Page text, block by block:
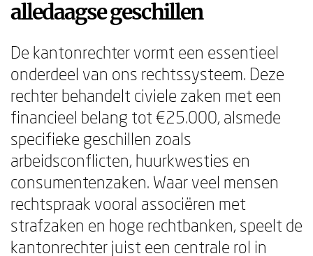
alledaagse geschillen
De kantonrechter vormt een essentieel
onderdeel van ons rechtssysteem. Deze
rechter behandelt civiele zaken met een
financieel belang tot €25.000, alsmede
specifieke geschillen zoals
arbeidsconflicten, huurkwesties en
consumentenzaken. Waar veel mensen
rechtspraak vooral associëren met
strafzaken en hoge rechtbanken, speelt de
kantonrechter juist een centrale rol in